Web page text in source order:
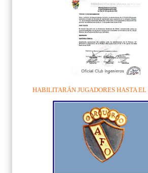
HABILITARÁN JUGADORES HASTA EL